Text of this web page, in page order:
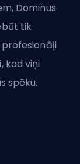
Dominus
tik
kad viņi
spēku.